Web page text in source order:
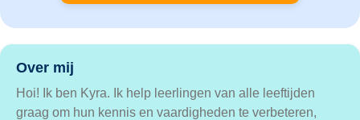
Over mij
Hoi! Ik ben Kyra. Ik help leerlingen van alle leeftijden
graag om hun kennis en vaardigheden te verbeteren,